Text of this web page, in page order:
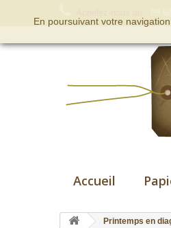
Accueil
Printemps en
En poursuivant votre